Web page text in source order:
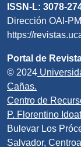
ISSN-L: 3078-
Dirección OAI-
https://
Portal de
© 2024
Cañas.
Centro de
P. Florentino
Bulevar Los
Salvador,